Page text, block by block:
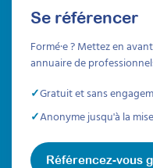
Se référencer
Formé·e ? Mettez en
annuaire de
Gratuit et sans
Anonyme jusqu'à la
Référencez-vous